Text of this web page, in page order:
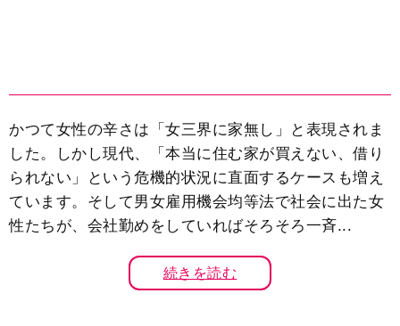
かつて女性の辛さは「女三界に家無し」と表現されま
した。しかし現代、「本当に住む家が買えない、借り
られない」という危機的状況に直面するケースも増え
ています。そして男女雇用機会均等法で社会に出た女
性たちが、会社勤めをしていればそろそろ一斉...
続きを読む